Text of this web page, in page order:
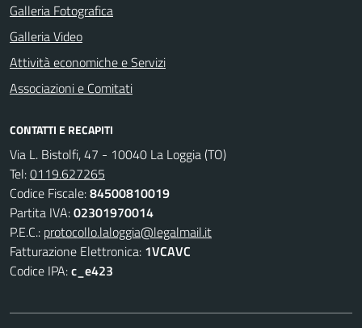
Galleria Fotografica
Galleria Video
Attività economiche e Servizi
Associazioni e Comitati
CONTATTI E RECAPITI
Via L. Bistolfi, 47 - 10040 La Loggia (TO)
Tel:0119.627265
Codice Fiscale:84500810019
Partita IVA:02301970014
P.E.C.: protocollo.laloggia@legalmail.it
Fatturazione Elettronica: 1VCAVC
Codice IPA:c_e423